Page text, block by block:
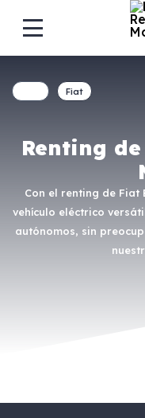
Renting
Con el renting de Fiat
vehículo eléctrico
autónomos, sin
Fiat